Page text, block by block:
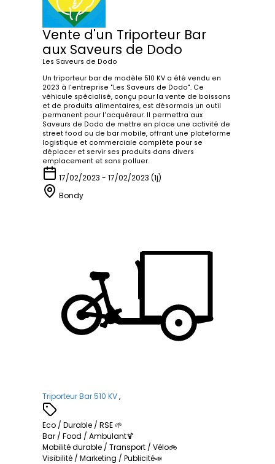
Vente d'un Triporteur Bar
aux Saveurs de Dodo
Les Saveurs de Dodo
Un triporteur bar de modèle 510 KV a été vendu en
2023 à l'entreprise "Les Saveurs de Dodo". Ce
véhicule spécialisé, conçu pour la vente de boissons
et de produits alimentaires, est désormais un outil
permanent pour l'acquéreur. Il permettra aux
Saveurs de Dodo de mettre en place une activité de
street food ou de bar mobile, offrant une plateforme
logistique et commerciale complète pour se
déplacer et servir ses produits dans divers
emplacement et sans polluer.
17/02/2023 - 17/02/2023 (1j)
Bondy
Triporteur Bar 510 KV,
Eco / Durable / RSE 🌱
Bar / Food / Ambulant🍹
Mobilité durable / Transport / Vélo🚲
Visibilité / Marketing / Publicité📣